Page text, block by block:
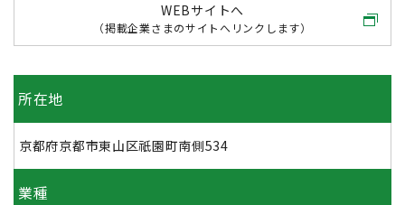
WEBサイトへ
（掲載企業さまのサイトへリンクします）
所在地
京都府京都市東山区祇園町南側534
業種